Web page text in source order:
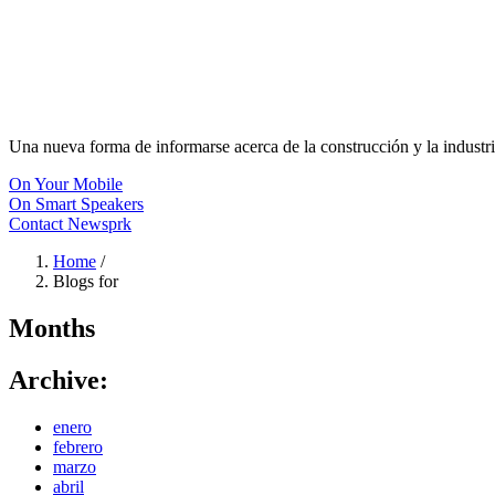
Una nueva forma de informarse acerca de la construcción y la
On Your Mobile
On Smart Speakers
Contact Newsprk
Home /
Blogs for
Months
Archive:
enero
febrero
marzo
abril